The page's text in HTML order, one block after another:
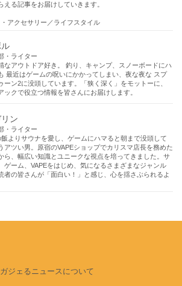
える記事をお届けしていきます。
アクセサリー／ライフスタイル
ル
・ライター
なアウトドア好き。 釣り、キャンプ、スノーボードにハ
最近はゲームの呪いにかかってしまい、夜な夜な スプ
ーン2に没頭しています。「狭く深く」をモットーに、
ックで役立つ情報を皆さんにお届けします。
ン
・ライター
よりサウナを愛し、ゲームにハマると朝まで没頭して
アツい男。原宿のVAPEショップでカリスマ店長を務めた
ら、幅広い知識とユニークな視点を培ってきました。サ
ゲーム、VAPEをはじめ、気になるさまざまなジャンル
者の皆さんが「面白い！」と感じ、心を揺さぶられるよ
ガジェるニュースについて